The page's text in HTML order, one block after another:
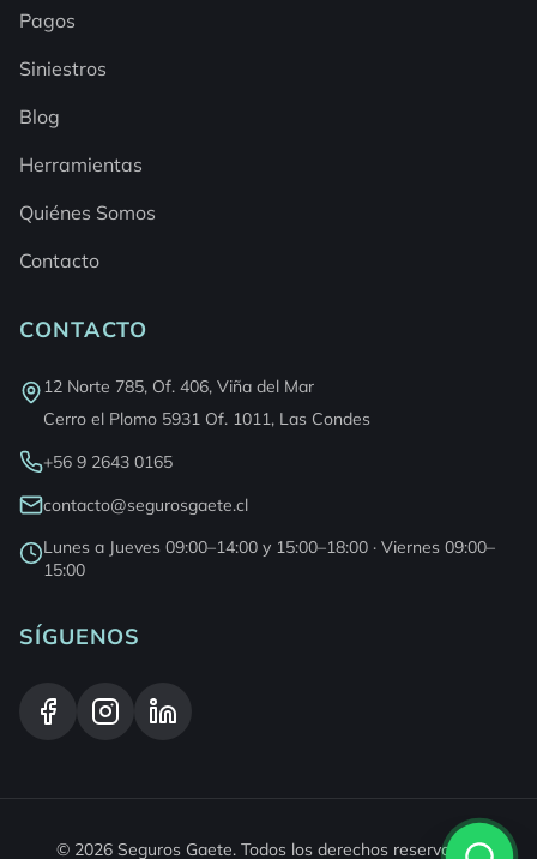
Pagos
Siniestros
Blog
Herramientas
Quiénes Somos
Contacto
CONTACTO
12 Norte 785, Of. 406, Viña del Mar
Cerro el Plomo 5931 Of. 1011, Las Condes
+56 9 2643 0165
contacto@segurosgaete.cl
Lunes a Jueves 09:00–14:00 y 15:00–18:00 · Viernes 09:00–
15:00
SÍGUENOS
© 2026 Seguros Gaete. Todos los derechos reservados.